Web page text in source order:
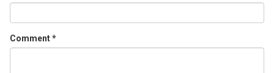
Comment*